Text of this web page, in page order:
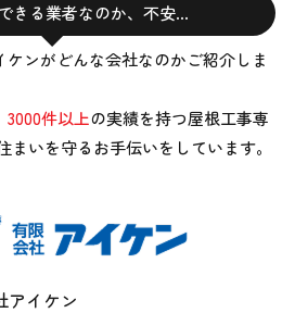
きる業者なのか、不安…
ンがどんな会社なのかご紹介しま
3000件以上の実績を持つ屋根工事専
まいを守るお手伝いをしています。
アイケン